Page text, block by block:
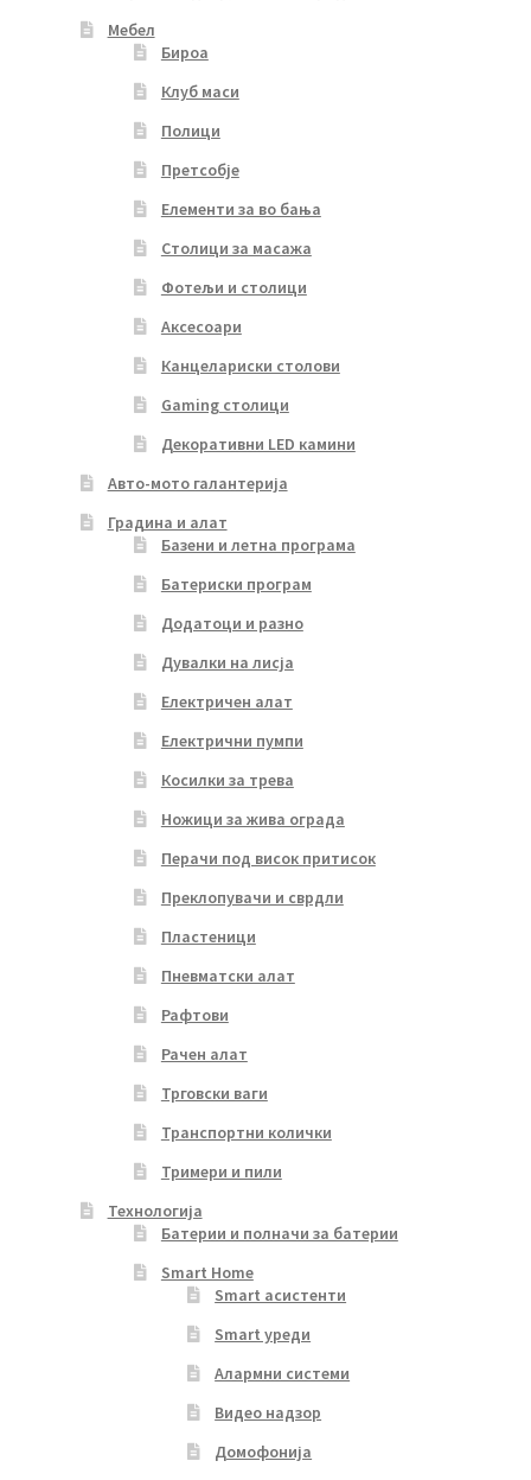
Мебел
Бироа
Клуб маси
Полици
Претсобје
Елементи за во бања
Столици за масажа
Фотељи и столици
Аксесоари
Канцелариски столови
Gaming столици
Декоративни LED камини
Авто-мото галантерија
Градина и алат
Базени и летна програма
Батериски програм
Додатоци и разно
Дувалки на лисја
Електричен алат
Електрични пумпи
Косилки за трева
Ножици за жива ограда
Перачи под висок притисок
Преклопувачи и сврдли
Пластеници
Пневматски алат
Рафтови
Рачен алат
Трговски ваги
Транспортни колички
Тримери и пили
Технологија
Батерии и полначи за батерии
Smart Home
Smart асистенти
Smart уреди
Алармни системи
Видео надзор
Домофонија